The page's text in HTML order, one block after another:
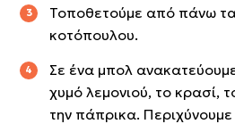
Τοποθετούμε από πάνω
κοτόπουλου.
Σε ένα μπολ
χυμό λεμονιού, το κρασί,
την πάπρικα.